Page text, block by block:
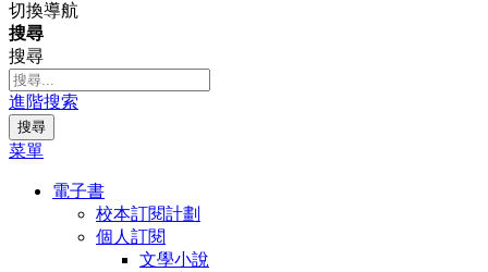
切換導航
搜尋
搜尋
進階搜索
搜尋
菜單
電子書
校本訂閱計劃
個人訂閱
文學小說